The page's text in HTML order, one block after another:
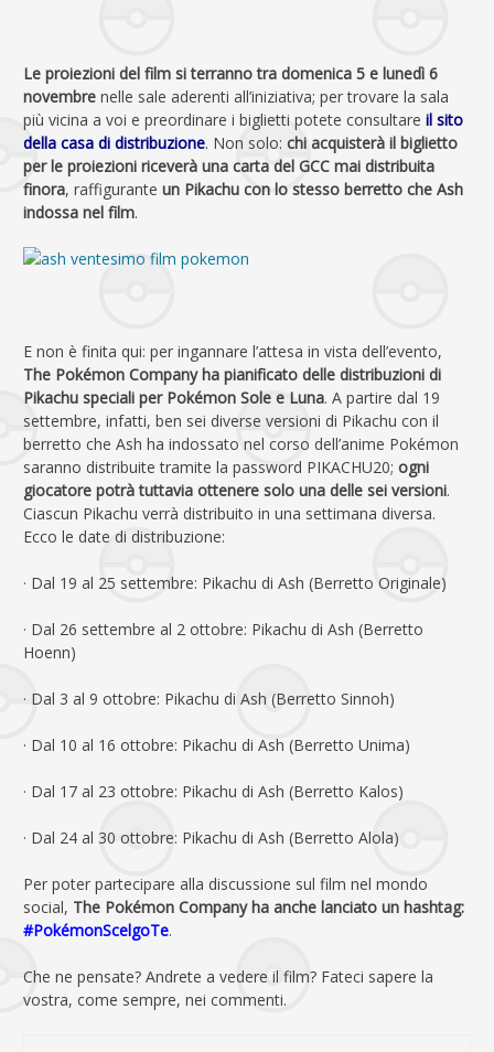
Le proiezioni del film si terranno tra domenica 5 e lunedì 6
novembre nelle sale aderenti all’iniziativa; per trovare la sala
più vicina a voi e preordinare i biglietti potete consultare il sito
della casa di distribuzione. Non solo: chi acquisterà il biglietto
per le proiezioni riceverà una carta del GCC mai distribuita
finora, raffigurante un Pikachu con lo stesso berretto che Ash
indossa nel film.
E non è finita qui: per ingannare l’attesa in vista dell’evento,
The Pokémon Company ha pianificato delle distribuzioni di
Pikachu speciali per Pokémon Sole e Luna. A partire dal 19
settembre, infatti, ben sei diverse versioni di Pikachu con il
berretto che Ash ha indossato nel corso dell’anime Pokémon
saranno distribuite tramite la password PIKACHU20; ogni
giocatore potrà tuttavia ottenere solo una delle sei versioni.
Ciascun Pikachu verrà distribuito in una settimana diversa.
Ecco le date di distribuzione:
· Dal 19 al 25 settembre: Pikachu di Ash (Berretto Originale)
· Dal 26 settembre al 2 ottobre: Pikachu di Ash (Berretto
Hoenn)
· Dal 3 al 9 ottobre: Pikachu di Ash (Berretto Sinnoh)
· Dal 10 al 16 ottobre: Pikachu di Ash (Berretto Unima)
· Dal 17 al 23 ottobre: Pikachu di Ash (Berretto Kalos)
· Dal 24 al 30 ottobre: Pikachu di Ash (Berretto Alola)
Per poter partecipare alla discussione sul film nel mondo
social, The Pokémon Company ha anche lanciato un hashtag:
#PokémonScelgoTe.
Che ne pensate? Andrete a vedere il film? Fateci sapere la
vostra, come sempre, nei commenti.